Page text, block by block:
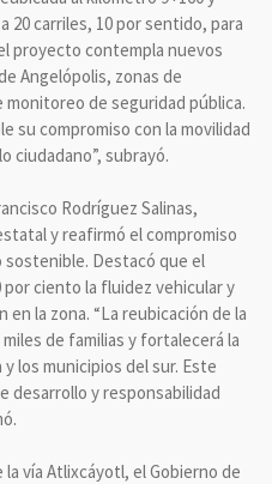
20 carriles, 10 por sentido, para
proyecto contempla nuevos
Angelópolis, zonas de
de seguridad pública.
su compromiso con la movilidad
ciudadano”, subrayó.
Rodríguez Salinas,
y reafirmó el compromiso
sostenible. Destacó que el
ciento la fluidez vehicular y
la zona. “La reubicación de la
de familias y fortalecerá la
los municipios del sur. Este
desarrollo y responsabilidad
vía Atlixcáyotl, el Gobierno de